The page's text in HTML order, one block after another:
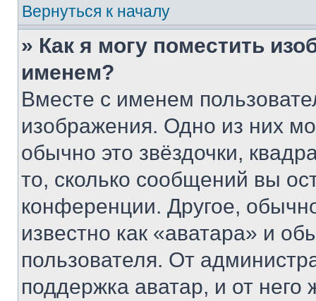
Вернуться к началу
» Как я могу поместить
именем?
Вместе с именем
изображения. Одно из них
обычно это звёздочки,
то, сколько сообщений вы
конференции. Другое,
известно как «аватара» и
пользователя. От
поддержка аватар, и от него